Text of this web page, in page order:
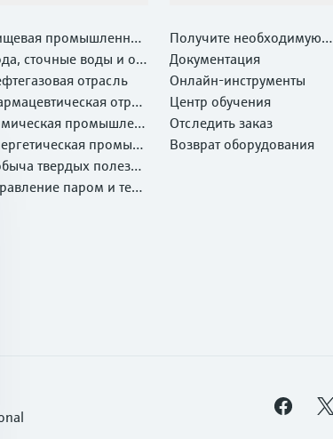
промышленнос
сточные воды и отх
отрасль
отрас
промышлен
промыш
твердых полезны
и Металлу
паром и техн
Получите необходимую п
оддержку быстро!
Документация
Онлайн-инструменты
Центр обучения
Отследить заказ
Возврат оборудования